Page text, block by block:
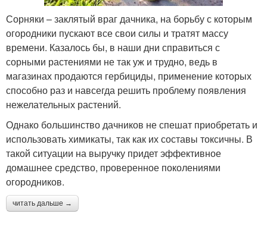
Сорняки – заклятый враг дачника, на борьбу с которым
огородники пускают все свои силы и тратят массу
времени. Казалось бы, в наши дни справиться с
сорными растениями не так уж и трудно, ведь в
магазинах продаются гербициды, применение которых
способно раз и навсегда решить проблему появления
нежелательных растений.
Однако большинство дачников не спешат приобретать и
использовать химикаты, так как их составы токсичны. В
такой ситуации на выручку придет эффективное
домашнее средство, проверенное поколениями
огородников.
читать дальше →